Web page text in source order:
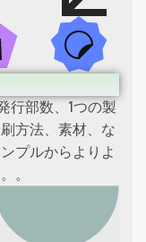
行部数、1つの製
方法、素材、な
プルからよりよ
。